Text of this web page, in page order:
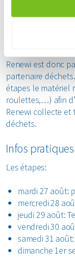
automobiles,
médailles. Les
bidons récoltés
Renewi est donc
partenaire
étapes le matériel
roulettes,…) afin
Renewi collecte et
déchets.
Infos
Les étapes:
mardi 27 août:
mercredi 28
jeudi 29 août:
vendredi 30
samedi 31
dimanche 1er